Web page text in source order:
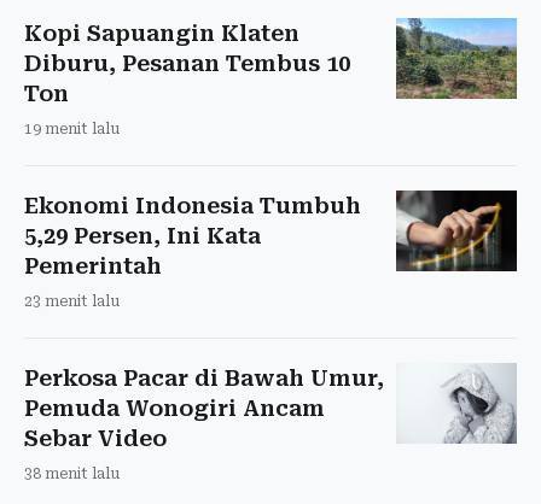
Kopi Sapuangin Klaten
Diburu, Pesanan Tembus 10
Ton
19 menit lalu
Ekonomi Indonesia Tumbuh
5,29 Persen, Ini Kata
Pemerintah
23 menit lalu
Perkosa Pacar di Bawah Umur,
Pemuda Wonogiri Ancam
Sebar Video
38 menit lalu